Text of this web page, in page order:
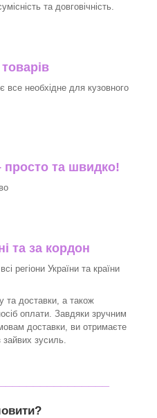
та довговічність.
все необхідне для кузовного
просто та швидко!
та за кордон
регіони України та країни
та доставки, а також
оплати. Завдяки зручним
доставки, ви отримаєте
зусиль.